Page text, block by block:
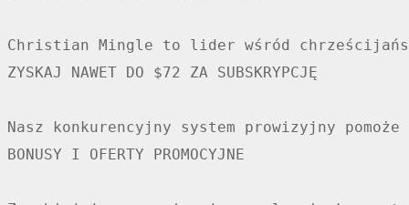
Christian Mingle to lider wśród
ZYSKAJ NAWET DO $72 ZA SUBSKRYPCJĘ
Nasz konkurencyjny system prowizyjny
BONUSY I OFERTY PROMOCYJNE